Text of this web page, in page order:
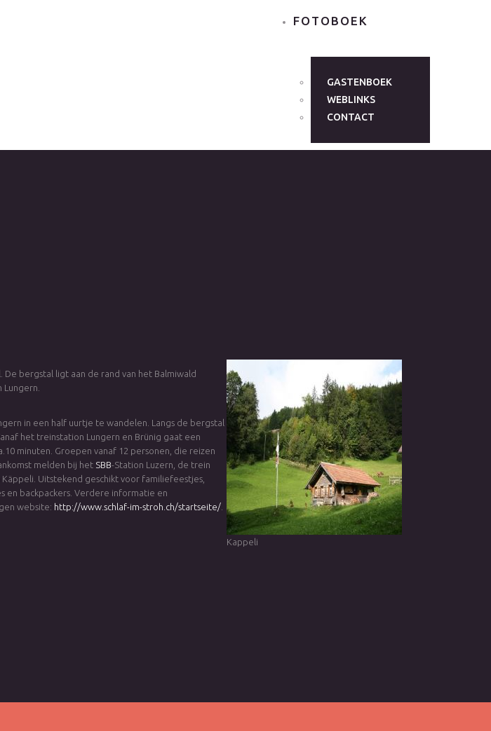
FOTOBOEK
GASTENBOEK
WEBLINKS
CONTACT
Kappeli
bergstal ligt aan de rand van het Balmiwald
in een half uurtje te wandelen. Langs de bergstal
het treinstation Lungern en Brünig gaat een
minuten. Groepen vanaf 12 personen, die reizen
melden bij het SBB-Station Luzern, de trein
Uitstekend geschikt voor familiefeestjes,
en backpackers. Verdere informatie en
website: http://www.schlaf-im-stroh.ch/startseite/